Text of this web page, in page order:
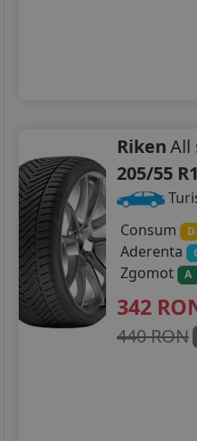
RikenAll
205/55
Consum
D
Aderenta
Zgomot A
342
440 RON